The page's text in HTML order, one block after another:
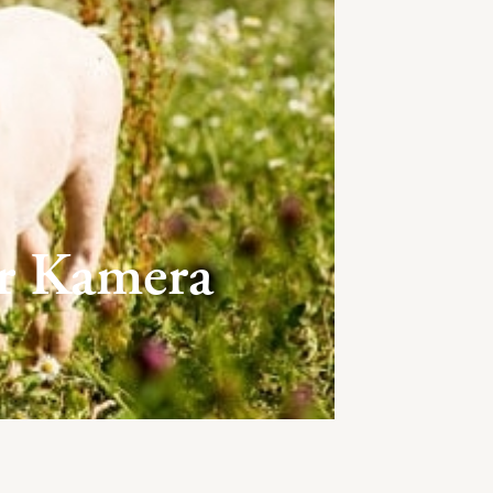
Kamera